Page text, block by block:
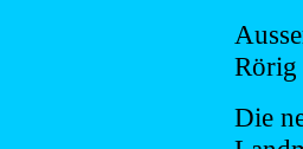
Rörig
Die